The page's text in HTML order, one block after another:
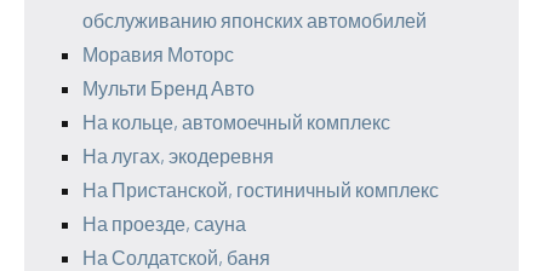
обслуживанию японских автомобилей
Моравия Моторс
Мульти Бренд Авто
На кольце, автомоечный комплекс
На лугах, экодеревня
На Пристанской, гостиничный комплекс
На проезде, сауна
На Солдатской, баня